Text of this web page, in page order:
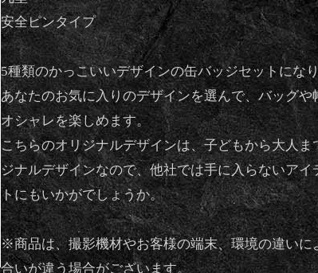
安全ピンタイプ
5種類のかっこいいデザインの缶バッジセットにな
あなたのお気に入りのデザインを選んで、バッグや
オシャレを楽しめます。
こちらのオリジナルデザインは、子どもから大人ま
ジナルデザインなので、他社では手に入らないアイ
トにもいかがでしょうか。
※商品は、撮影機材やお客様の端末、環境の違いに
合いが違う場合がございます。